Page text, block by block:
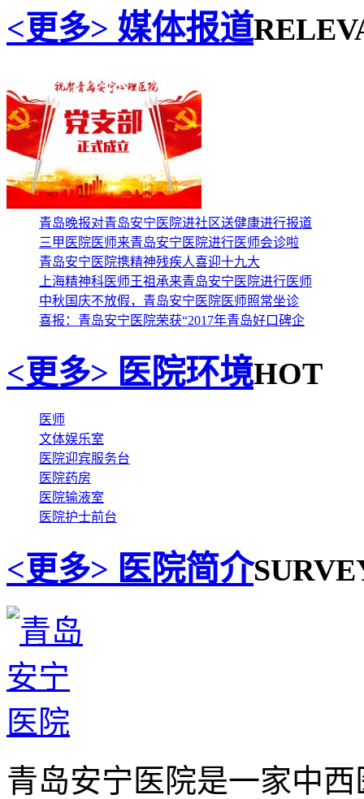
<更多> 媒体报道
青岛晚报对青岛安宁医院进社区送健康进行报道
三甲医院医师来青岛安宁医院进行医师会诊啦
青岛安宁医院携精神残疾人喜迎十九大
上海精神科医师王祖承来青岛安宁医院进行医师
中秋国庆不放假，青岛安宁医院医师照常坐诊
喜报：青岛安宁医院荣获“2017年青岛好口碑企
<更多> 医院环境HOT
医师
文体娱乐室
医院迎宾服务台
医院药房
医院输液室
医院护士前台
<更多> 医院简介
青岛安宁医院是一家中